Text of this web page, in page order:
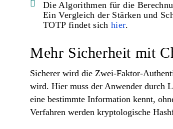
Die Algorithmen für die
Ein Vergleich der Stärken und
TOTP findet sichhier.
Mehr Sicherheit mit
Sicherer wird die Zwei-Faktor-
wird. Hier muss der Anwender durch
eine bestimmte Information kennt,
Verfahren werden kryptologische